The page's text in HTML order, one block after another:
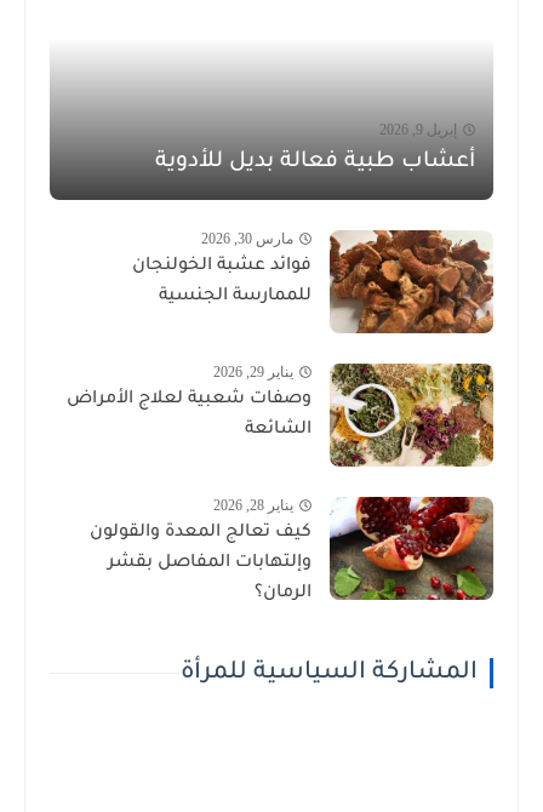
إبريل 9, 2026
أعشاب طبية فعالة بديل للأدوية
مارس 30, 2026
فوائد عشبة الخولنجان
للممارسة الجنسية
يناير 29, 2026
وصفات شعبية لعلاج الأمراض
الشائعة
يناير 28, 2026
كيف تعالج المعدة والقولون
وإلتهابات المفاصل بقشر
الرمان؟
المشاركة السياسية للمرأة